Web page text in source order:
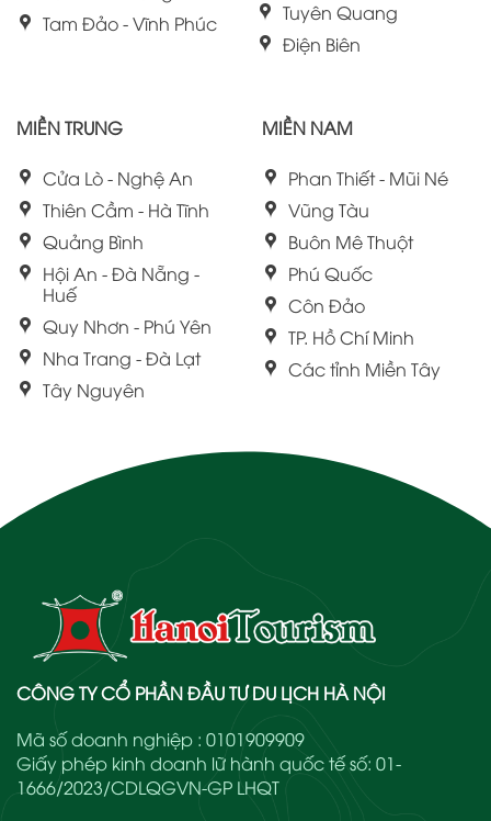
Tam Đảo - Vĩnh Phúc
Tuyên Quang
Điện Biên
MIỀN TRUNG
Cửa Lò - Nghệ An
Thiên Cầm - Hà Tĩnh
Quảng Bình
Hội An - Đà Nẵng -
Huế
Quy Nhơn - Phú Yên
Nha Trang - Đà Lạt
Tây Nguyên
MIỀN NAM
Phan Thiết - Mũi Né
Vũng Tàu
Buôn Mê Thuột
Phú Quốc
Côn Đảo
TP. Hồ Chí Minh
Các tỉnh Miền Tây
CÔNG TY CỔ PHẦN ĐẦU TƯ DU LỊCH HÀ NỘI
Mã số doanh nghiệp : 0101909909
Giấy phép kinh doanh lữ hành quốc tế số: 01-
1666/2023/CDLQGVN-GP LHQT